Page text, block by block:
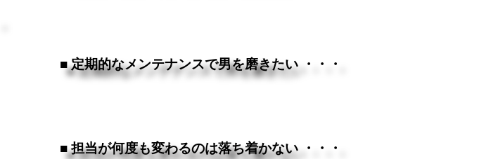
■ 定期的なメンテナンスで男を磨きたい ・・・
■ 担当が何度も変わるのは落ち着かない ・・・